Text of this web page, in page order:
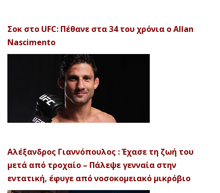
Σοκ στο UFC: Πέθανε στα 34 του χρόνια ο Allan
Nascimento
Αλέξανδρος Γιαννόπουλος : Έχασε τη ζωή του
μετά από τροχαίο – Πάλεψε γενναία στην
εντατική, έφυγε από νοσοκομειακό μικρόβιο